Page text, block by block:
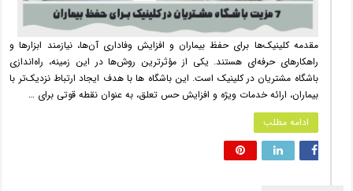
مقدمه کلینیک‌ها برای حفظ بیماران و افزایش وفاداری آن‌ها، نیازمند ابزارها و
راهکارهای حرفه‌ای هستند. یکی از مؤثرترین روش‌ها در این زمینه، راه‌اندازی
باشگاه مشتریان در کلینیک‌ است. این باشگاه ها با هدف ایجاد ارتباط نزدیک‌تر با
بیماران، ارائه خدمات ویژه و افزایش حس تعلق، به عنوان نقطه قوتی برای …
ادامه مطلب